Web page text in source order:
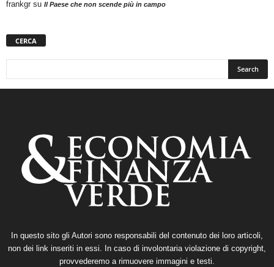
frankgr su Il Paese che non scende più in campo
CERCA
In questo sito gli Autori sono responsabili del contenuto dei loro articoli,
non dei link inseriti in essi. In caso di involontaria violazione di copyright,
provvederemo a rimuovere immagini e testi.